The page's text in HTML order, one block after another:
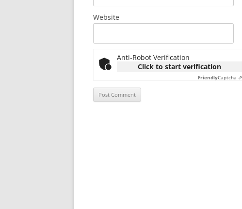
Website
Anti-Robot Verification
Click to start verification
FriendlyCaptcha ⇗